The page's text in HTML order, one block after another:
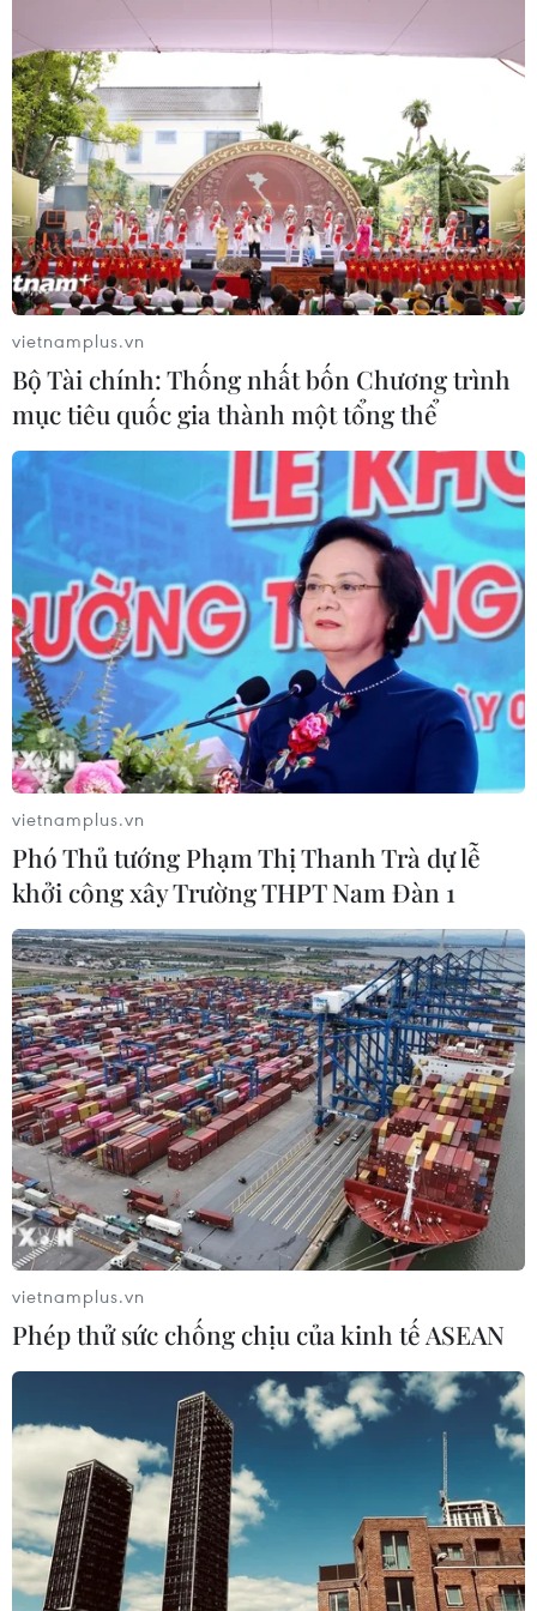
vietnamplus.vn
Bộ Tài chính: Thống nhất bốn Chương trình
mục tiêu quốc gia thành một tổng thể
vietnamplus.vn
Phó Thủ tướng Phạm Thị Thanh Trà dự lễ
khởi công xây Trường THPT Nam Đàn 1
vietnamplus.vn
Phép thử sức chống chịu của kinh tế ASEAN